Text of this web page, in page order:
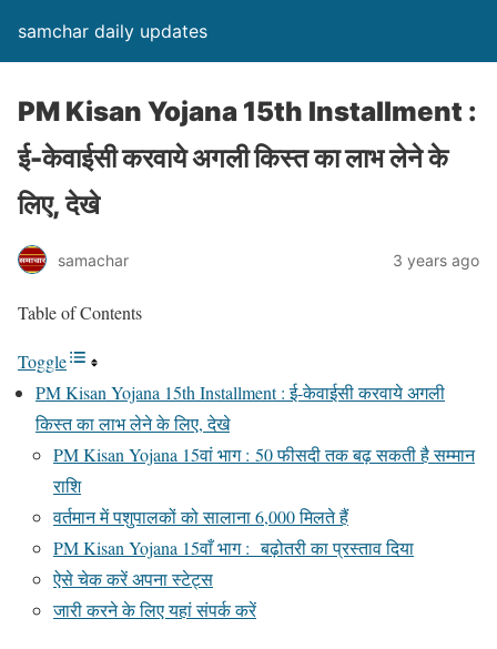
samchar daily updates
PM Kisan Yojana 15th Installment :
ई-केवाईसी करवाये अगली किस्त का लाभ लेने के
लिए, देखे
samachar 3 years ago
Table of Contents
Toggle
PM Kisan Yojana 15th Installment : ई-केवाईसी करवाये अगली
किस्त का लाभ लेने के लिए, देखे
PM Kisan Yojana 15वां भाग : 50 फीसदी तक बढ़ सकती है सम्मान
राशि
वर्तमान में पशुपालकों को सालाना 6,000 मिलते हैं
PM Kisan Yojana 15वाँ भाग : बढ़ोतरी का प्रस्ताव दिया
ऐसे चेक करें अपना स्टेट्स
जारी करने के लिए यहां संपर्क करें